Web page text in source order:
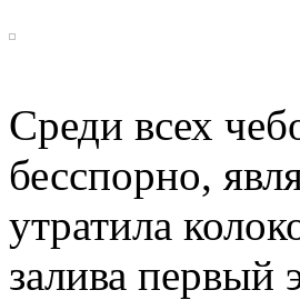
Среди всех
бесспорно,
утратила
залива первый